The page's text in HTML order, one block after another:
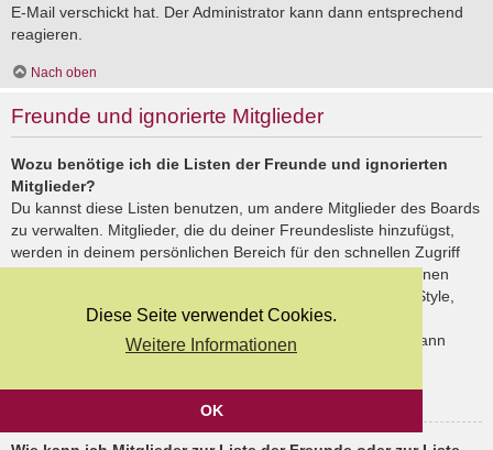
Diese Seite verwendet Cookies.
Weitere Informationen
OK
E-Mail verschickt hat. Der Administrator kann dann entsprechend
reagieren.
Nach oben
Freunde und ignorierte Mitglieder
Wozu benötige ich die Listen der Freunde und ignorierten
Mitglieder?
Du kannst diese Listen benutzen, um andere Mitglieder des Boards
zu verwalten. Mitglieder, die du deiner Freundesliste hinzufügst,
werden in deinem persönlichen Bereich für den schnellen Zugriff
aufgelistet. Du siehst dort deren Onlinestatus und kannst ihnen
schnell eine Private Nachricht senden. Abhängig von dem Style,
den du verwendest, können Beiträge deiner Freunde auch
hervorgehoben sein. Wenn du einen Benutzer ignorierst, dann